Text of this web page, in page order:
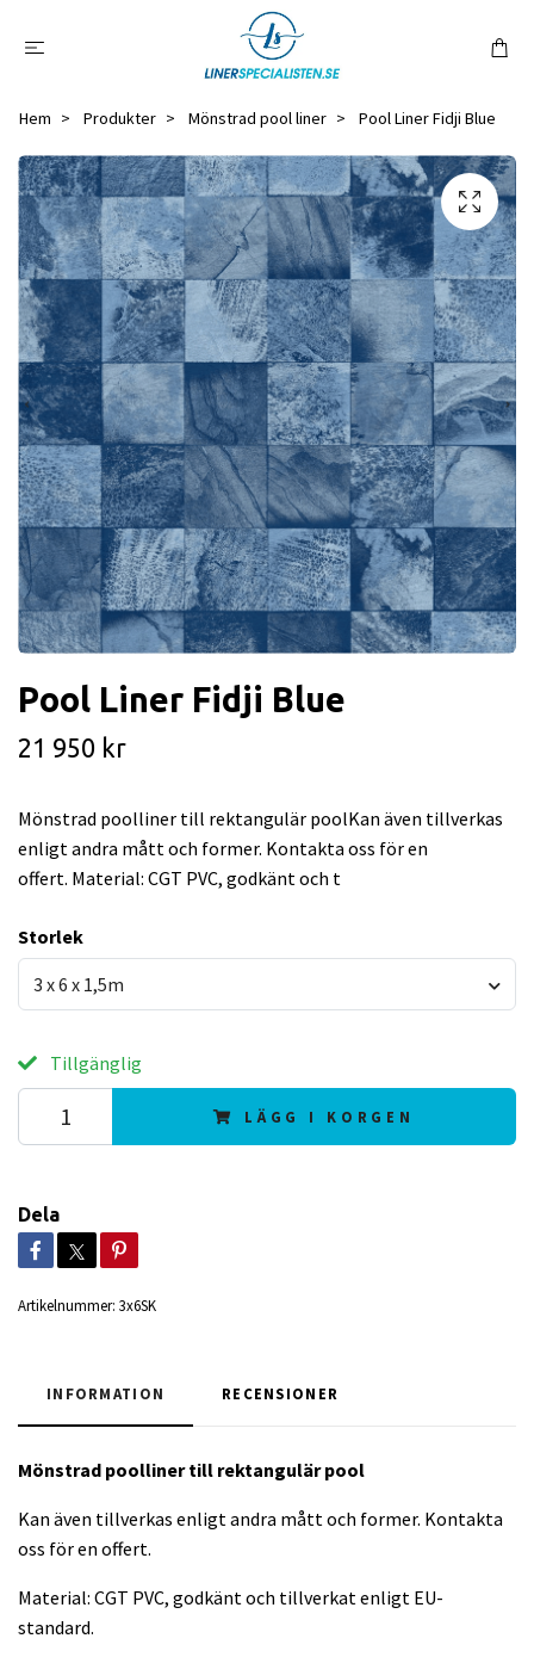
Hem Produkter Mönstrad pool liner Pool Liner Fidji Blue
Pool Liner Fidji Blue
21 950 kr
Mönstrad poolliner till rektangulär poolKan även tillverkas
enligt andra mått och former. Kontakta oss för en
offert. Material: CGT PVC, godkänt och t
Storlek
3 x 6 x 1,5m
Tillgänglig
LÄGG I KORGEN
Dela
Artikelnummer: 3x6SK
INFORMATION RECENSIONER
Mönstrad poolliner till rektangulärpool
Kan även tillverkas enligt andra mått och former. Kontakta
oss för en offert.
Material: CGT PVC, godkänt och tillverkat enligt EU-
standard.